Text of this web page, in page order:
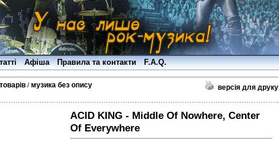
Афіша Правила та контакти F.A.Q.
/ музика без опису версія для друку
ACID KING - Middle Of Nowhere, Center
Of Everywhere